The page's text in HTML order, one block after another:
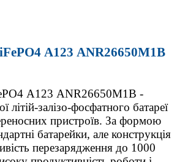
А123 ANR26650M1B
А123 ANR26650M1B -
літій-залізо-фосфатного батареї
пристроїв. За формою
батарейки, але конструкція
перезарядження до 1000